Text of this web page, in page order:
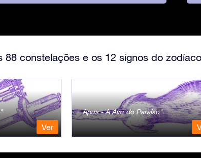
constelações e os 12 signos do
Ver
Apus - A Ave do Paraíso